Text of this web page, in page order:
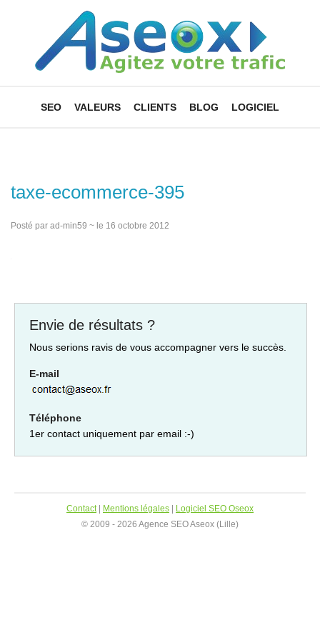
SEO VALEURS CLIENTS BLOG LOGICIEL
taxe-ecommerce-395
Posté par ad-min59 ~ le 16 octobre 2012
Envie de résultats ?
Nous serions ravis de vous accompagner vers le succès.
E-mail
Téléphone
1er contact uniquement par email :-)
Contact| Mentions légales
Logiciel SEO Oseox
© 2009 - 2026 Agence SEO Aseox (Lille)